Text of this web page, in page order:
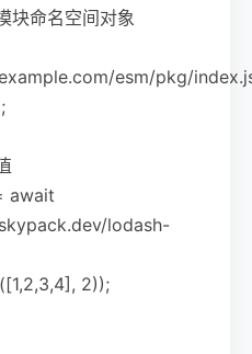
块命名空间对象
esm/pkg/
await
lodash-
2));